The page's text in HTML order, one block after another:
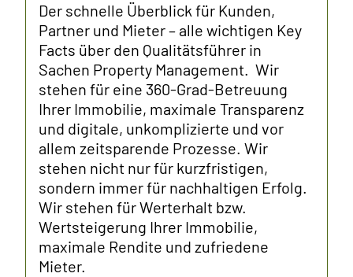
Der schnelle Überblick für Kunden,
Partner und Mieter – alle wichtigen Key
Facts über den Qualitätsführer in
Sachen Property Management. Wir
stehen für eine 360-Grad-Betreuung
Ihrer Immobilie, maximale Transparenz
und digitale, unkomplizierte und vor
allem zeitsparende Prozesse. Wir
stehen nicht nur für kurzfristigen,
sondern immer für nachhaltigen Erfolg.
Wir stehen für Werterhalt bzw.
Wertsteigerung Ihrer Immobilie,
maximale Rendite und zufriedene
Mieter.